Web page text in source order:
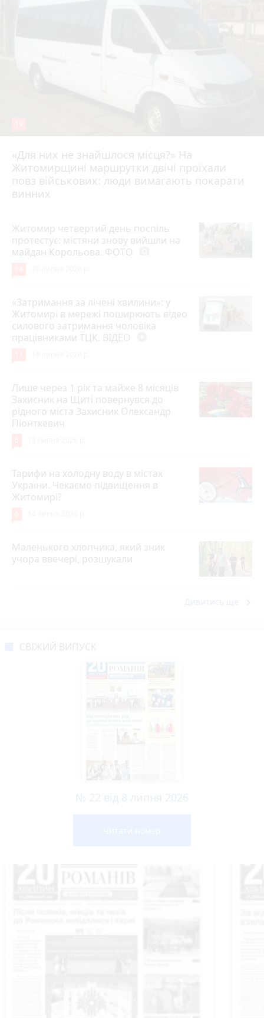
«Для них не знайшлося місця?» На
Житомирщині маршрутки двічі проїхали
повз військових: люди вимагають покарати
винних
17 липня 2026 р.
Житомир четвертий день поспіль
протестує: містяни знову вийшли на
майдан Корольова. ФОТО
«Затримання за лічені хвилини»: у
Житомирі в мережі поширюють відео
силового затримання чоловіка
працівниками ТЦК. ВІДЕО
Лише через 1 рік та майже 8 місяців
Захисник на Щиті повернувся до
рідного міста Захисник Олександр
Піонткевич
Тарифи на холодну воду в містах
України. Чекаємо підвищення в
Житомирі?
Маленького хлопчика, який зник
учора ввечері, розшукали